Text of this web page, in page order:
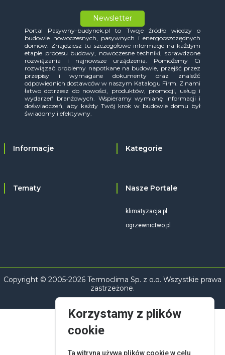
Newsletter
Portal Pasywny-budynek.pl to Twoje źródło wiedzy o
budowie nowoczesnych, pasywnych i energooszczędnych
domów. Znajdziesz tu szczegółowe informacje na każdym
etapie procesu budowy, nowoczesne techniki, sprawdzone
rozwiązania i najnowsze urządzenia. Pomożemy Ci
rozwiązać problemy napotkane na budowie, przejść przez
przepisy i wymagane dokumenty oraz znaleźć
odpowiednich dostawców w naszym Katalogu Firm. Z nami
łatwo dotrzesz do nowości, produktów, promocji, usług i
wydarzeń branżowych. Wspieramy wymianę informacji i
doświadczeń, aby każdy Twój krok w budowie domu był
świadomy i efektywny.
Informacje Kategorie
Tematy Nasze Portale
klimatyzacja.pl
ogrzewnictwo.pl
Copyright © 2005-2026 Termoclima Sp. z o.o. Wszystkie prawa
zastrzeżone.
Korzystamy z plików
cookie
Ta witryna używa plików cookie w celu